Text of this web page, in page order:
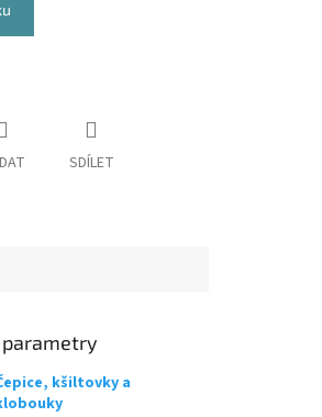
SDÍLET
kšiltovky a